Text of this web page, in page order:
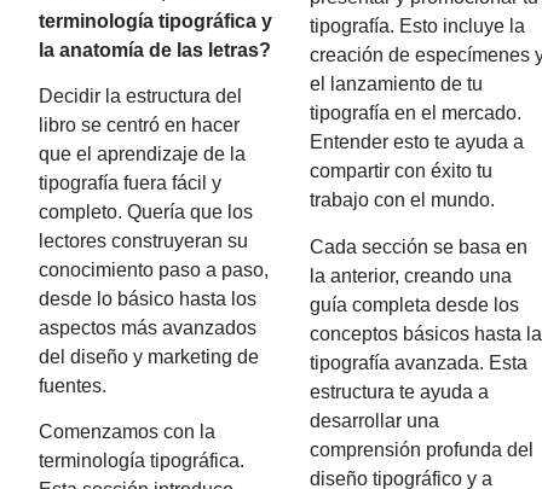
terminología tipográfica y
la anatomía de las letras?
Decidir la estructura del
libro se centró en hacer
que el aprendizaje de la
tipografía fuera fácil y
completo. Quería que los
lectores construyeran su
conocimiento paso a paso,
desde lo básico hasta los
aspectos más avanzados
del diseño y marketing de
fuentes.
Comenzamos con la
terminología tipográfica.
tipografía. Esto incluye la
creación de especímenes
el lanzamiento de tu
tipografía en el mercado.
Entender esto te ayuda a
compartir con éxito tu
trabajo con el mundo.
Cada sección se basa en
la anterior, creando una
guía completa desde los
conceptos básicos hasta la
tipografía avanzada. Esta
estructura te ayuda a
desarrollar una
comprensión profunda del
diseño tipográfico y a